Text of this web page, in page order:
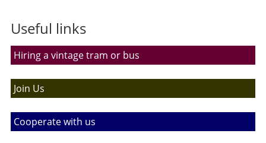
Useful links
Hiring a vintage tram or bus
Join Us
Cooperate with us